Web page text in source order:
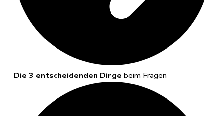
Die 3 entscheidenden Dinge beim Fragen